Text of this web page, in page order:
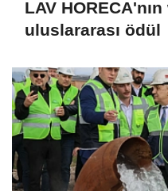
LAV
uluslararası ödül